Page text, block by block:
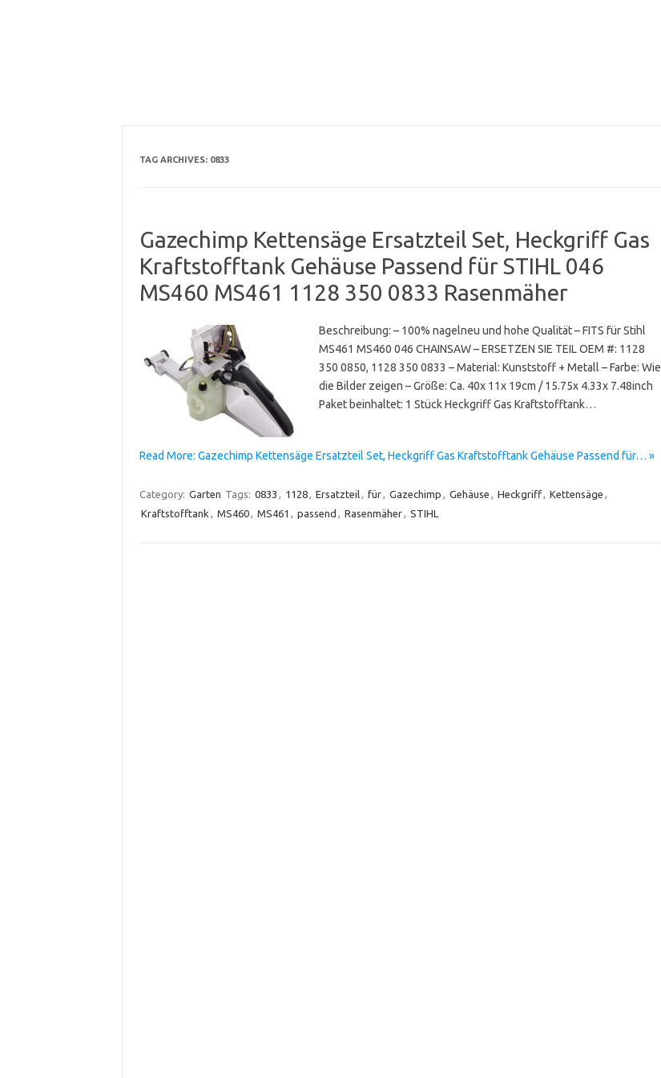
TAG ARCHIVES: 0833
Gazechimp Kettensäge Ersatzteil Set, Heckgriff Gas
Kraftstofftank Gehäuse Passend für STIHL 046
MS460 MS461 1128 350 0833 Rasenmäher
Beschreibung: – 100% nagelneu und hohe Qualität – FITS für Stihl
MS461 MS460 046 CHAINSAW – ERSETZEN SIE TEIL OEM #: 1128
350 0850, 1128 350 0833 – Material: Kunststoff + Metall – Farbe: Wie
die Bilder zeigen – Größe: Ca. 40x 11x 19cm / 15.75x 4.33x 7.48inch
Paket beinhaltet: 1 Stück Heckgriff Gas Kraftstofftank…
Read More: Gazechimp Kettensäge Ersatzteil Set, Heckgriff Gas Kraftstofftank Gehäuse Passend für… »
Category: Garten Tags: 0833 , 1128, Ersatzteil, für, Gazechimp , Gehäuse , Heckgriff, Kettensäge ,
Kraftstofftank , MS460, MS461 , passend , Rasenmäher, STIHL